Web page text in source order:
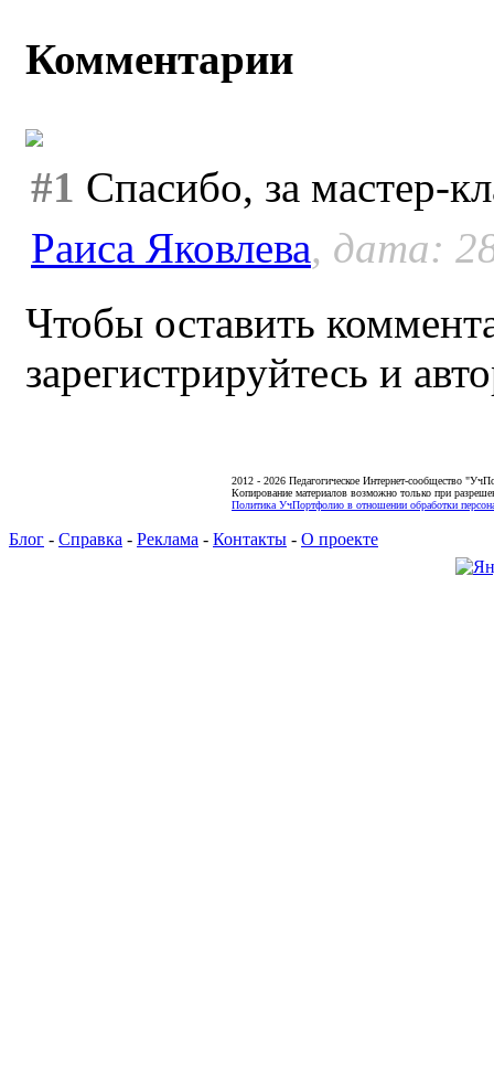
Комментарии
#1 Спасибо, за мастер-
Раиса Яковлева, дата:
Чтобы оставить
зарегистрируйтесь и
2012 - 2026 Педагогическое Интернет-сообщество
Копирование материалов возможно только при
Политика УчПортфолио в отношении обработки
Блог - Справка - Реклама - Контакты - О проекте